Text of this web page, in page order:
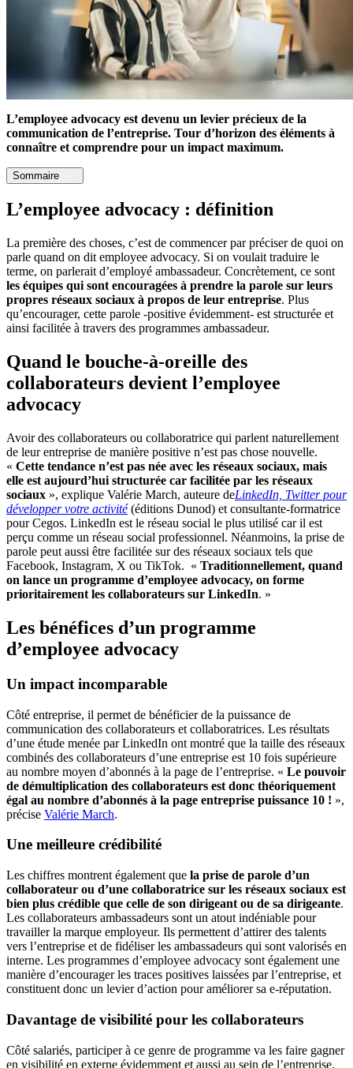
L’employee advocacy est devenu un levier précieux de la
communication de l’entreprise. Tour d’horizon des éléments à
connaître et comprendre pour un impact maximum.
Sommaire
L’employee advocacy : définition
La première des choses, c’est de commencer par préciser de quoi on
parle quand on dit employee advocacy. Si on voulait traduire le
terme, on parlerait d’employé ambassadeur. Concrètement, ce sont
les équipes qui sont encouragées à prendre la parole sur leurs
propres réseaux sociaux à propos de leur entreprise. Plus
qu’encourager, cette parole -positive évidemment- est structurée et
ainsi facilitée à travers des programmes ambassadeur.
Quand le bouche-à-oreille des
collaborateurs devient l’employee
advocacy
Avoir des collaborateurs ou collaboratrice qui parlent naturellement
de leur entreprise de manière positive n’est pas chose nouvelle.
« Cette tendance n’est pas née avec les réseaux sociaux, mais
elle est aujourd’hui structurée car facilitée par les réseaux
sociaux », explique Valérie March, auteure deLinkedIn, Twitter pour
développer votre activité(éditions Dunod) et consultante-formatrice
pour Cegos. LinkedIn est le réseau social le plus utilisé car il est
perçu comme un réseau social professionnel. Néanmoins, la prise de
parole peut aussi être facilitée sur des réseaux sociaux tels que
Facebook, Instagram, X ou TikTok. « Traditionnellement, quand
on lance un programme d’employee advocacy, on forme
prioritairement les collaborateurs sur LinkedIn. »
Les bénéfices d’un programme
d’employee advocacy
Un impact incomparable
Côté entreprise, il permet de bénéficier de la puissance de
communication des collaborateurs et collaboratrices. Les résultats
d’une étude menée par LinkedIn ont montré que la taille des réseaux
combinés des collaborateurs d’une entreprise est 10 fois supérieure
au nombre moyen d’abonnés à la page de l’entreprise. « Le pouvoir
de démultiplication des collaborateurs est donc théoriquement
égal au nombre d’abonnés à la page entreprise puissance 10 ! »,
précise Valérie March.
Une meilleure crédibilité
Les chiffres montrent également que la prise de parole d’un
collaborateur ou d’une collaboratrice sur les réseaux sociaux est
bien plus crédible que celle de son dirigeant ou de sa dirigeante.
Les collaborateurs ambassadeurs sont un atout indéniable pour
travailler la marque employeur. Ils permettent d’attirer des talents
vers l’entreprise et de fidéliser les ambassadeurs qui sont valorisés en
interne. Les programmes d’employee advocacy sont également une
manière d’encourager les traces positives laissées par l’entreprise, et
constituent donc un levier d’action pour améliorer sa e-réputation.
Davantage de visibilité pour les collaborateurs
Côté salariés, participer à ce genre de programme va les faire gagner
en visibilité en externe évidemment et aussi au sein de l’entreprise.